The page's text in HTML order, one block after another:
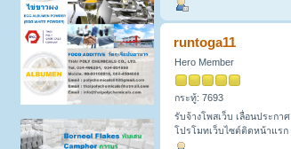
runtoga11
Hero Member
กระทู้: 7693
รับจ้างโพสเว็บ เลื่อนประกาศ
โปรโมทเว็บไซต์ติดหน้าแรก